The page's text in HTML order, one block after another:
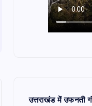
उत्तराखंड में उफनती